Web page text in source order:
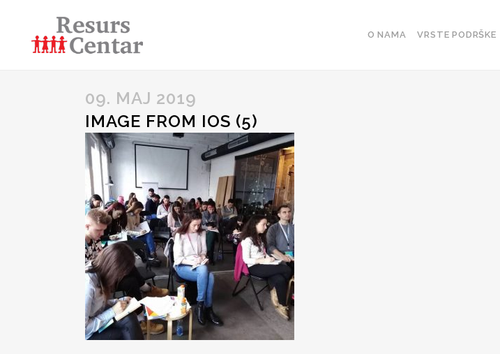
O NAMA VRSTE PODRŠKE
09. MAJ 2019
IMAGE FROM IOS (5)